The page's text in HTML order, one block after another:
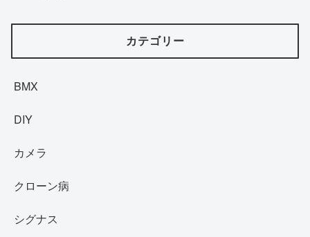
カテゴリー
BMX
DIY
カメラ
クローン病
シグナス